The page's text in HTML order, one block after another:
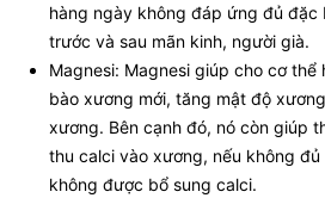
hàng ngày không đáp ứng đủ đặc
trước và sau mãn kinh, người già.
Magnesi: Magnesi giúp cho cơ thể
bào xương mới, tăng mật độ
xương. Bên cạnh đó, nó còn giúp
thu calci vào xương, nếu không
không được bổ sung calci.